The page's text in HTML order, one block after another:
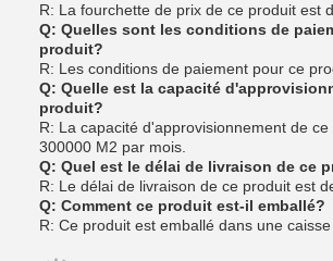
R: La fourchette de prix de ce produit est
Q: Quelles sont les conditions de
produit?
R: Les conditions de paiement pour ce
Q: Quelle est la capacité
produit?
R: La capacité d'approvisionnement de
300000 M2 par mois.
Q: Quel est le délai de livraison de ce
R: Le délai de livraison de ce produit est
Q: Comment ce produit est-il emballé?
R: Ce produit est emballé dans une caisse